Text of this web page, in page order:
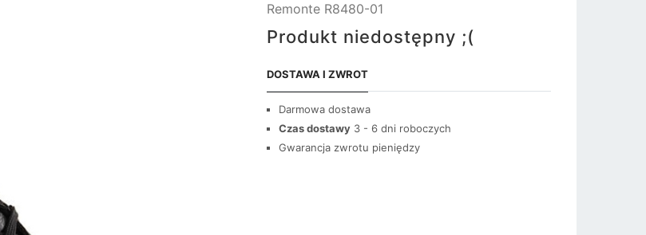
Remonte R8480-01
Produkt niedostępny ;(
DOSTAWA I ZWROT
Darmowa dostawa
Czas dostawy 3 - 6 dni roboczych
Gwarancja zwrotu pieniędzy